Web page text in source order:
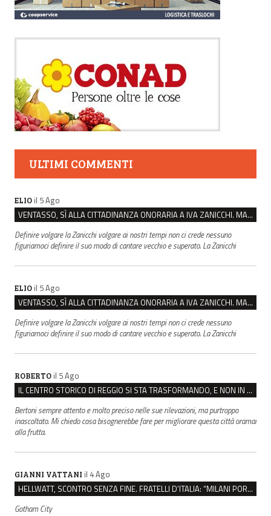
ULTIMI COMMENTI
ELIO il 5 Ago
VENTASSO, SÌ ALLA CITTADINANZA ONORARIA A IVA ZANICCHI. MA BARGIACCHI: “È DI PESSIMO GUSTO”
Definire volgare la Zanicchi volgare ai nostri tempi non ci crede nessuno
figuriamoci definire il suo modo di cantare vecchio e superato. La Zanicchi
ELIO il 5 Ago
VENTASSO, SÌ ALLA CITTADINANZA ONORARIA A IVA ZANICCHI. MA BARGIACCHI: “È DI PESSIMO GUSTO”
Definire volgare la Zanicchi volgare ai nostri tempi non ci crede nessuno
figuriamoci definire il suo modo di cantare vecchio e superato. La Zanicchi
ROBERTO il 5 Ago
IL CENTRO STORICO DI REGGIO SI STA TRASFORMANDO, E NON IN MEGLIO
Bertoni sempre attento e molto preciso nelle sue rilevazioni, ma purtroppo
inascoltato. Mi chiedo cosa bisognerebbe fare per migliorare questa città oramai
alla frutta.
GIANNI VATTANI il 4 Ago
HELLWATT, SCONTRO SENZA FINE. FRATELLI D’ITALIA: “MILANI PORTA DOCUMENTI, DE FRANCO INSULTI”
Gotham City